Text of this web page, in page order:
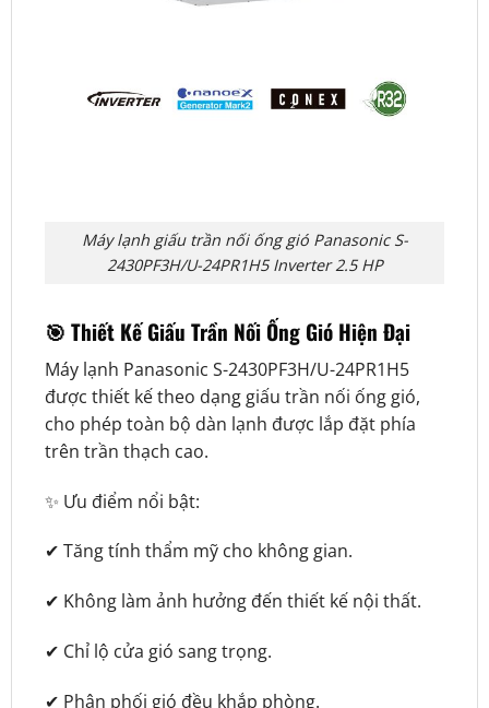
Máy lạnh giấu trần nối ống gió Panasonic S-
2430PF3H/U-24PR1H5 Inverter 2.5 HP
🎯 Thiết Kế Giấu Trần Nối Ống Gió Hiện Đại
Máy lạnh Panasonic S-2430PF3H/U-24PR1H5
được thiết kế theo dạng giấu trần nối ống gió,
cho phép toàn bộ dàn lạnh được lắp đặt phía
trên trần thạch cao.
✨ Ưu điểm nổi bật:
✔ Tăng tính thẩm mỹ cho không gian.
✔ Không làm ảnh hưởng đến thiết kế nội thất.
✔ Chỉ lộ cửa gió sang trọng.
✔ Phân phối gió đều khắp phòng.